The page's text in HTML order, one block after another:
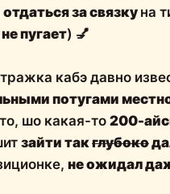
отдаться за связку на
пугает) 💅
кабэ давно
потугами
шо какая-то200-
зайти такглубоко
не ожидал